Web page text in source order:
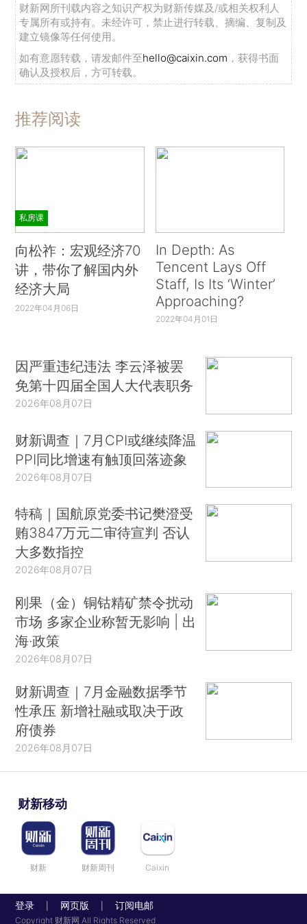
财新网所刊载内容之知识产权为财新传媒及/或相关权利人
专属所有或持有。未经许可，禁止进行转载、摘编、复制及
建立镜像等任何使用。
如有意愿转载，请发邮件至hello@caixin.com ，获得书面
确认及授权后，方可转载。
推荐阅读
私房课
向松祚：宏观经济70
讲，带你了解国内外
经济大局
2022年04月06日
In Depth: As
Tencent Lays Off
Staff, Is Its ‘Winter’
Approaching?
2022年04月01日
因严重违纪违法 李云泽被罢
免第十四届全国人大代表职务
2026年08月07日
财新调查｜7月CPI或继续降温
PPI同比增速有触顶回落迹象
2026年08月07日
特稿｜国航原党委书记樊澄受
贿3847万元二审待宣判 否认
大多数指控
2026年08月07日
刚果（金）铜钴精矿禁令扰动
市场 多家企业称暂无影响 | 出
海·政策
2026年08月07日
财新调查｜7月金融数据季节
性承压 新增社融或取决于政
府债券
2026年08月07日
财新移动
财新 财新周刊 Caixin
登录 网页版 订阅电邮
Copyright 财新网 All Rights Reserved